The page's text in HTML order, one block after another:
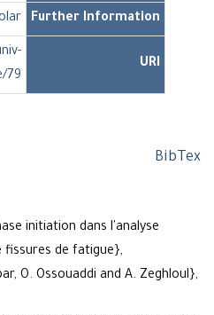
Further Information
univ-
79
initiation dans l'analyse
de fissures de fatigue},
O. Ossouaddi and A.